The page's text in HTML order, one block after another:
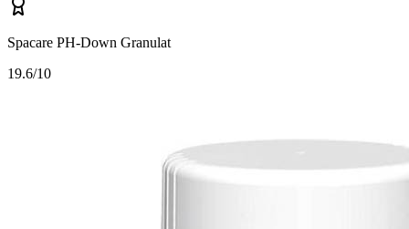
Spacare PH-Down Granulat
19.6/10